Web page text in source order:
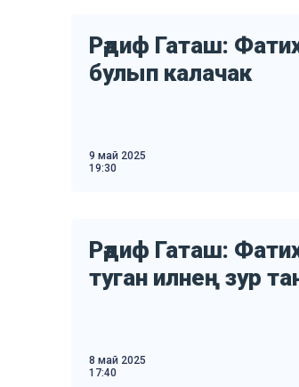
Рәдиф Гаташ:
булып калачак
9 май 2025
19:30
Рәдиф Гаташ:
туган илнең зур
8 май 2025
17:40